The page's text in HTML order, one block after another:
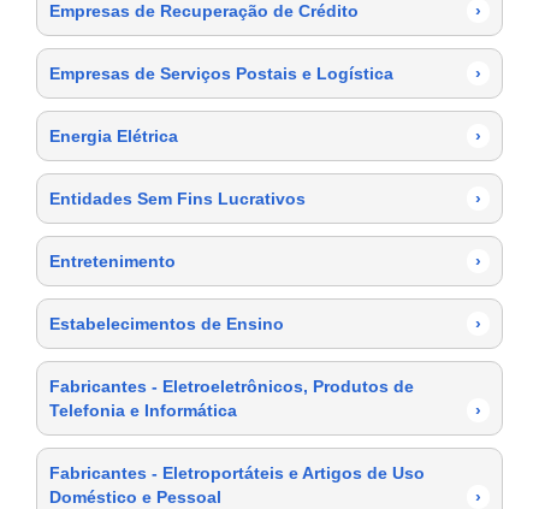
Empresas de Recuperação de Crédito ›
Empresas de Serviços Postais e Logística ›
Energia Elétrica ›
Entidades Sem Fins Lucrativos ›
Entretenimento ›
Estabelecimentos de Ensino ›
Fabricantes - Eletroeletrônicos, Produtos de
Telefonia e Informática
›
Fabricantes - Eletroportáteis e Artigos de Uso
Doméstico e Pessoal
›